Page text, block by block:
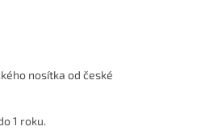
nosítka od české
1 roku.